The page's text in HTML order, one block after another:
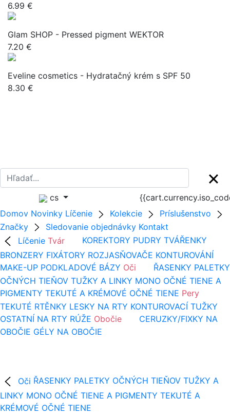
6.99 €
Glam SHOP - Pressed pigment WEKTOR
7.20 €
Eveline cosmetics - Hydratačný krém s SPF 50
8.30 €
cs
Domov Novinky Líčenie Kolekcie
Príslušenstvo
Značky
Sledovanie objednávky Kontakt
Líčenie Tvár KOREKTORY PUDRY TVÁŘENKY
BRONZERY FIXÁTORY ROZJASŇOVAČE KONTUROVÁNÍ
MAKE-UP PODKLADOVÉ BÁZY Oči ŘASENKY PALETKY
OČNÝCH TIEŇOV TUŽKY A LINKY MONO OČNÉ TIENE A
PIGMENTY TEKUTÉ A KRÉMOVÉ OČNÉ TIENE Pery
TEKUTÉ RTĚNKY LESKY NA RTY KONTUROVACÍ TUŽKY
OSTATNÍ NA RTY RÚŽE Obočie
CERUZKY/FIXKY NA
OBOČIE GÉLY NA OBOČIE
Oči ŘASENKY PALETKY OČNÝCH TIEŇOV TUŽKY A
LINKY MONO OČNÉ TIENE A PIGMENTY TEKUTÉ A
KRÉMOVÉ OČNÉ TIENE